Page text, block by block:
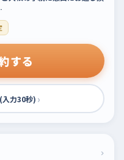
する
(入力30秒) ›
›